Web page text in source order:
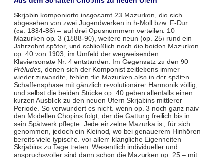
Skrjabin komponierte insgesamt 23 Mazurken, die sich –
abgesehen von zwei Jugendwerken in h-Moll bzw. F-Dur
(ca. 1884-86) – auf drei Opusnummern verteilen: 10
Mazurken op. 3 (1888-90), weitere neun (op. 25) rund ein
Jahrzehnt später, und schließlich noch die beiden Mazurken
op. 40 von 1903, im Umfeld der wegweisenden
Klaviersonate Nr. 4 entstanden. Im Gegensatz zu den 90
Préludes, denen sich der Komponist zeitlebens immer
wieder zuwandte, fehlen die Mazurken also in der späten
Schaffensphase mit gänzlich revolutionärer Harmonik völlig,
und selbst die beiden Stücke op. 40 geben allenfalls einen
kurzen Ausblick zu den neuen Ufern Skrjabins mittlerer
Periode. So verwundert es nicht, wenn op. 3 noch ganz naiv
den Modellen Chopins folgt, der die Gattung freilich bis in
sein Spätwerk pflegte. Jede einzelne Mazurka ist, für sich
genommen, jedoch ein Kleinod, wo bei genauerem Hinhören
bereits viele typische, vor allem klangliche Eigenheiten
Skrjabins zu Tage treten. Wesentlich individueller und
anspruchsvoller sind dann schon die Mazurken op. 25 – mit